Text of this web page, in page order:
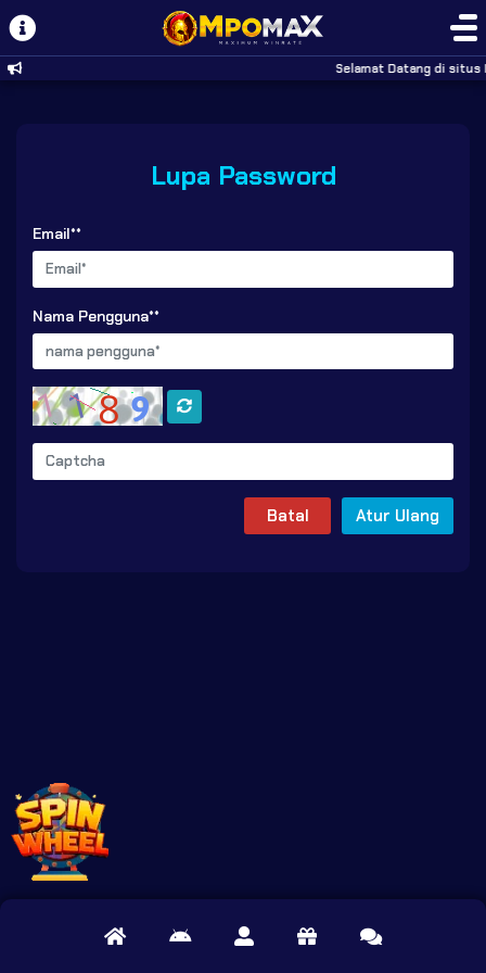
Selamat Datang di situs
Lupa Password
Email**
Nama Pengguna**
Batal Atur Ulang